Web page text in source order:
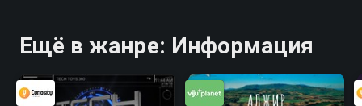
Ещё в жанре: Информация